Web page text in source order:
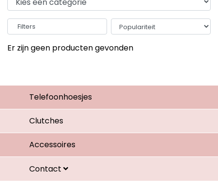
Filters
Er zijn geen producten gevonden
Telefoonhoesjes
Clutches
Accessoires
Contact